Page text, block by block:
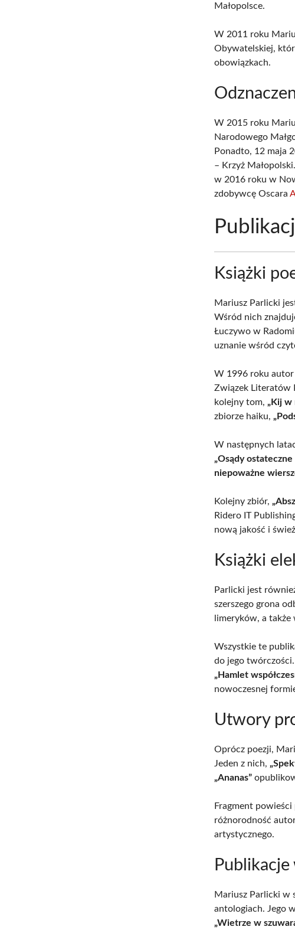
Małopolsce.
W 2011 roku
Obywatelskiej,
obowiązkach.
W 2015 roku
Narodowego
Ponadto, 12 maja
– Krzyż
w 2016 roku w
zdobywcę Oscara
Książki
Mariusz Parlicki
Wśród nich
Łuczywo w
uznanie wśród
W 1996 roku
Związek Literatów
kolejny tom,„Kij w
zbiorze haiku,
W następnych
„Osądy
niepoważne
Kolejny zbiór,
Ridero IT
nową jakość i
Książki
Parlicki jest
szerszego grona
limeryków, a
Wszystkie te
do jego
„Hamlet
nowoczesnej
Utwory
Oprócz poezji,
Jeden z nich,
„Ananas”
Fragment
różnorodność
artystycznego.
Mariusz Parlicki w
antologiach. Jego
„Wietrze w